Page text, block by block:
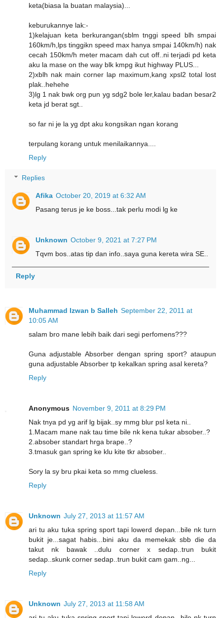
keta(biasa la buatan malaysia)...
keburukannye lak:-
1)kelajuan keta berkurangan(sblm tnggi speed blh smpai
160km/h,lps tinggikn speed max hanya smpai 140km/h) nak
cecah 150km/h meter macam dah cut off..ni terjadi pd keta
aku la mase on the way blk kmpg ikut highway PLUS...
2)xblh nak main corner lap maximum,kang xpsl2 total lost
plak..hehehe
3)lg 1 nak bwk org pun yg sdg2 bole ler,kalau badan besar2
keta jd berat sgt..
so far ni je la yg dpt aku kongsikan ngan korang
terpulang korang untuk menilaikannya....
Reply
Replies
Afika October 20, 2019 at 6:32 AM
Pasang terus je ke boss...tak perlu modi lg ke
Unknown October 9, 2021 at 7:27 PM
Tqvm bos..atas tip dan info..saya guna kereta wira SE..
Reply
Muhammad Izwan b Salleh September 22, 2011 at
10:05 AM
salam bro mane lebih baik dari segi perfomens???
Guna adjustable Absorber dengan spring sport? ataupun
guna adjustable Absorber tp kekalkan spring asal kereta?
Reply
Anonymous November 9, 2011 at 8:29 PM
Nak tnya pd yg arif lg bijak..sy mmg blur psl keta ni..
1.Macam mane nak tau time bile nk kena tukar absober..?
2.absober standart hrga brape..?
3.tmasuk gan spring ke klu kite tkr absober..
Sory la sy bru pkai keta so mmg clueless.
Reply
Unknown July 27, 2013 at 11:57 AM
ari tu aku tuka spring sport tapi lowerd depan...bile nk turn
bukit je...sagat habis...bini aku da memekak sbb die da
takut nk bawak ..dulu corner x sedap..trun bukit
sedap..skunk corner sedap..trun bukit cam gam..ng...
Reply
Unknown July 27, 2013 at 11:58 AM